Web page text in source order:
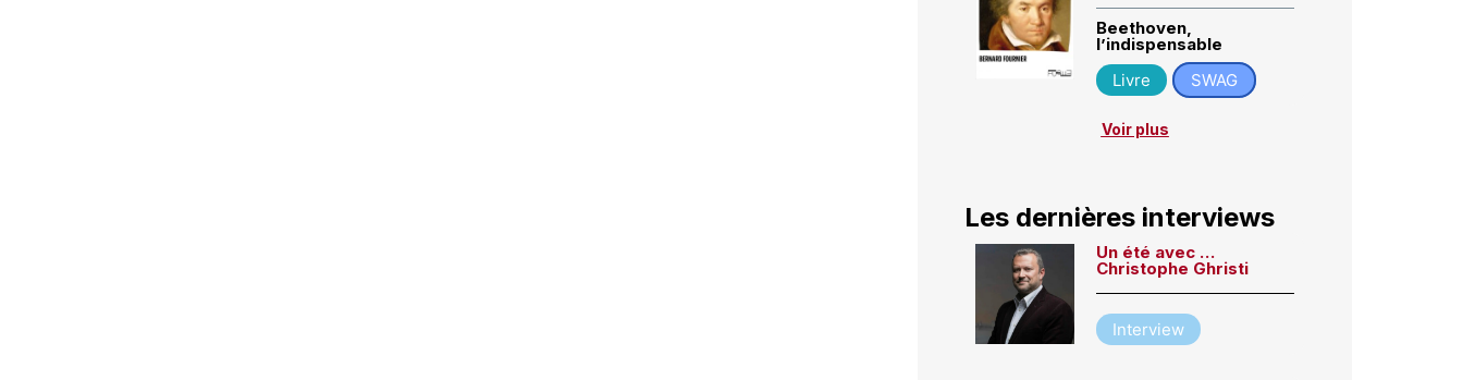
Beethoven,
l’indispensable
Livre
SWAG
Voir plus
Les dernières interviews
Un été avec …
Christophe Ghristi
Interview